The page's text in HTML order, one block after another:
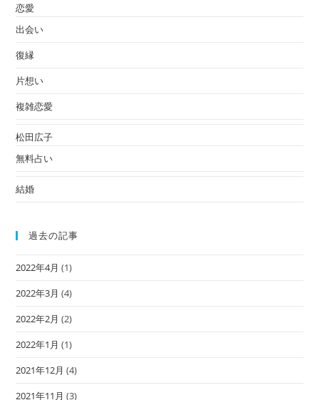
恋愛
出会い
復縁
片想い
複雑恋愛
松田広子
無料占い
結婚
過去の記事
2022年4月 (1)
2022年3月 (4)
2022年2月 (2)
2022年1月 (1)
2021年12月 (4)
2021年11月 (3)